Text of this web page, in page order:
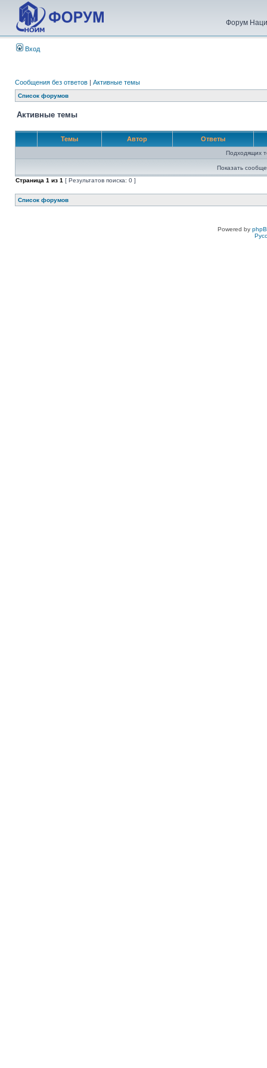
Форум
Вход
Сообщения без ответов | Активные темы
Список форумов
Активные темы
Темы Автор Ответы
Подходящих
Показать
Страница 1 из 1 [ Результатов поиска: 0 ]
Список форумов
Powered by